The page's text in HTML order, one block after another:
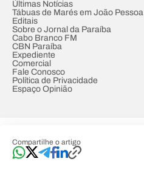
Compartilhe o artigo
Últimas Notícias
Tábuas de Marés em João Pessoa
Editais
Sobre o Jornal da Paraíba
Cabo Branco FM
CBN Paraíba
Expediente
Comercial
Fale Conosco
Política de Privacidade
Espaço Opinião
Developed by Designed by